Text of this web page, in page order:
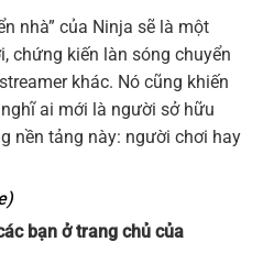
nhà” của Ninja sẽ là một
chứng kiến làn sóng chuyển
khác. Nó cũng khiến
ai mới là người sở hữu
nền tảng này: người chơi hay
bạn ở trang chủ của